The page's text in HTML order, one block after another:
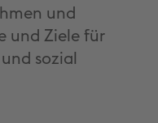
und
und Ziele für
sozial